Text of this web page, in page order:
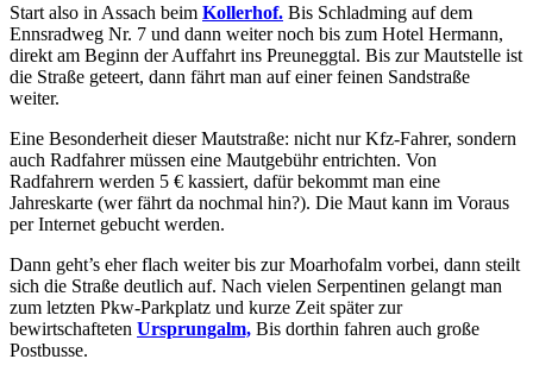
Start also in Assach beim Kollerhof. Bis Schladming auf dem
Ennsradweg Nr. 7 und dann weiter noch bis zum Hotel Hermann,
direkt am Beginn der Auffahrt ins Preuneggtal. Bis zur Mautstelle ist
die Straße geteert, dann fährt man auf einer feinen Sandstraße
weiter.
Eine Besonderheit dieser Mautstraße: nicht nur Kfz-Fahrer, sondern
auch Radfahrer müssen eine Mautgebühr entrichten. Von
Radfahrern werden 5 € kassiert, dafür bekommt man eine
Jahreskarte (wer fährt da nochmal hin?). Die Maut kann im Voraus
per Internet gebucht werden.
Dann geht’s eher flach weiter bis zur Moarhofalm vorbei, dann steilt
sich die Straße deutlich auf. Nach vielen Serpentinen gelangt man
zum letzten Pkw-Parkplatz und kurze Zeit später zur
bewirtschafteten Ursprungalm, Bis dorthin fahren auch große
Postbusse.